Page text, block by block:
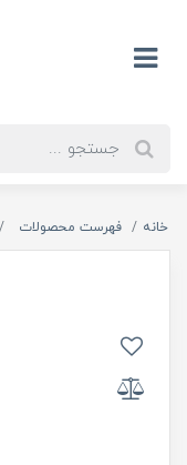
خانه فهرست محصولات